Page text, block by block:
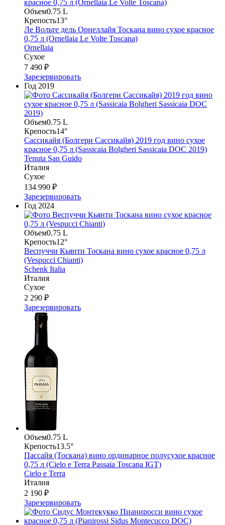
Объем0.75 L
Крепость13°
Ле Вольте дель Орнеллайя Тоскана вино сухое красное
0,75 л (Ornellaia Le Volte Toscana)
Ornellaia
Сухое
7 490 ₽
Зарезервировать
Год 2019
Объем0.75 L
Крепость14°
Сассикайя (Болгери Сассикайя) 2019 год вино сухое
красное 0,75 л (Sassicaia Bolgheri Sassicaia DOC 2019)
Tenuta San Guido
Италия
Сухое
134 990 ₽
Зарезервировать
Год 2024
Объем0.75 L
Крепость12°
Веспуччи Кьянти Тоскана вино сухое красное 0,75 л
(Vespucci Chianti)
Schenk Italia
Италия
Сухое
2 290 ₽
Зарезервировать
Объем0.75 L
Крепость13.5°
Пассайя (Тоскана) вино ординарное полусухое красное
0,75 л (Cielo e Terra Passaia Toscana IGT)
Cielo e Terra
Италия
2 190 ₽
Зарезервировать